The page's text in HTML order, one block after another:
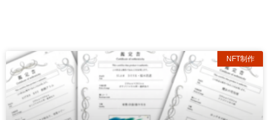
NFT制作